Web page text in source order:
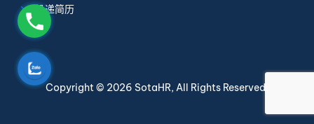
投递简历
Copyright © 2026 SotaHR, All Rights Reserved.